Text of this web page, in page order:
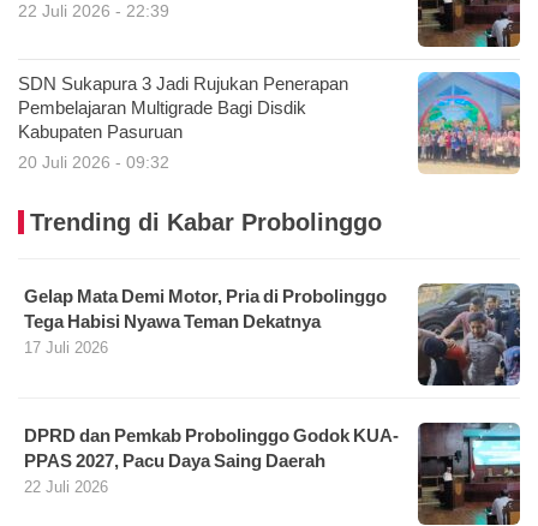
22 Juli 2026 - 22:39
SDN Sukapura 3 Jadi Rujukan Penerapan
Pembelajaran Multigrade Bagi Disdik
Kabupaten Pasuruan
20 Juli 2026 - 09:32
Trending di Kabar Probolinggo
Gelap Mata Demi Motor, Pria di Probolinggo
Tega Habisi Nyawa Teman Dekatnya
17 Juli 2026
DPRD dan Pemkab Probolinggo Godok KUA-
PPAS 2027, Pacu Daya Saing Daerah
22 Juli 2026